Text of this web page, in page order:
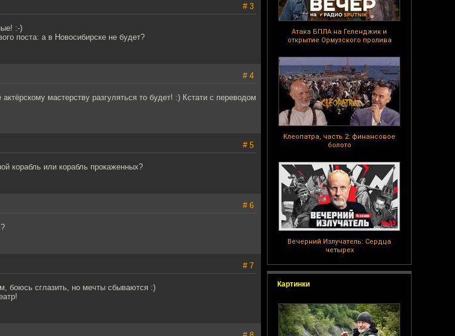
Атака БПЛА на Геленджик и
открытие Ормузского пролива
Клеопатра, часть 2: финансовое
болото
Вечерний Излучатель: Сердца
четырех
Картинки
# 3
:-)
поста: а в Новосибирске не будет?
# 4
мастерству разгуляться то будет! :) Кстати с переводом
# 5
корабль или корабль прокаженных?
# 6
# 7
боюсь сглазить, но мечты сбываются :)